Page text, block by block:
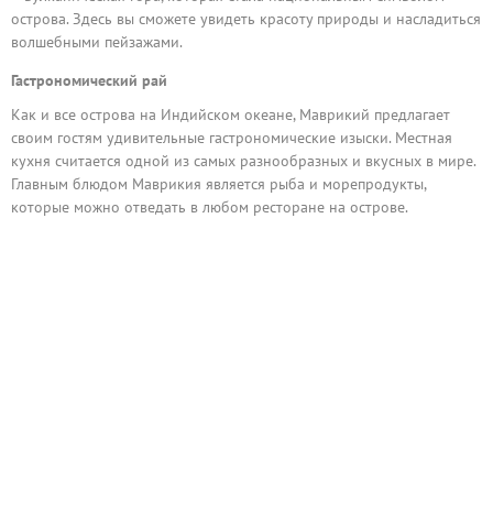
острова. Здесь вы сможете увидеть красоту природы и насладиться
волшебными пейзажами.
Гастрономический рай
Как и все острова на Индийском океане, Маврикий предлагает
своим гостям удивительные гастрономические изыски. Местная
кухня считается одной из самых разнообразных и вкусных в мире.
Главным блюдом Маврикия является рыба и морепродукты,
которые можно отведать в любом ресторане на острове.